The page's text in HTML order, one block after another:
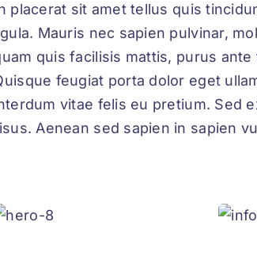
placerat sit amet tellus quis
Mauris nec sapien pulvinar,
quis facilisis mattis, purus
feugiat porta dolor eget
vitae felis eu pretium. Sed
Aenean sed sapien in sapien